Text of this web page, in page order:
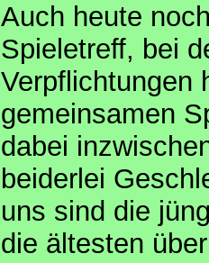
Auch heute
Spieletreff, bei
Verpflichtungen
gemeinsamen
dabei
beiderlei
uns sind die
die ältesten